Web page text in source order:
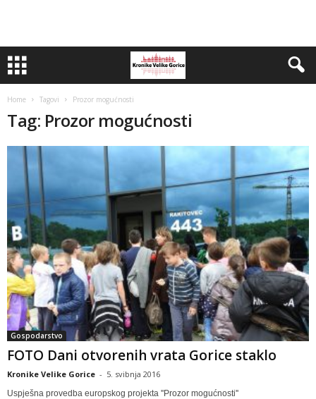
Home Tagovi Prozor mogućnosti
Tag: Prozor mogućnosti
Gospodarstvo
FOTO Dani otvorenih vrata Gorice staklo
Kronike Velike Gorice - 5. svibnja 2016
Uspješna provedba europskog projekta ''Prozor mogućnosti''